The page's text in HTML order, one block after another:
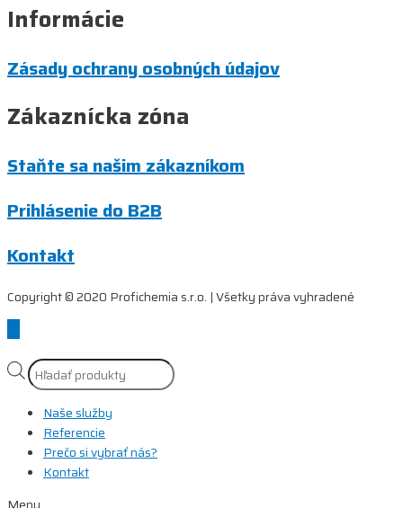
Informácie
Zásady ochrany osobných údajov
Zákaznícka zóna
Staňte sa našim zákazníkom
Prihlásenie do B2B
Kontakt
Copyright © 2020 Profichemia s.r.o. | Všetky práva vyhradené
TopProducts
search
Naše služby
Referencie
Prečo si vybrať nás?
Kontakt